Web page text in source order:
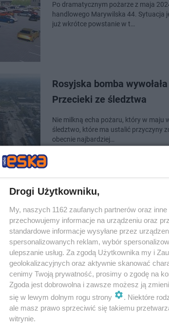
Po dramatycznym pożarze z maja
handlowego Marywilska 44. Sytuacja
już wkrótce powstanie w t…
Rosyjska bomba
Przecieki ze śledztwa
Nie milkną echa pożaru, który w maju
śledztwo, które ma ustalić przyczyny
obecnie najbardziej…
Marywilska 44 powróci
centrum handlowe?
Po wielkim pożarze Marywilska 44
handlowe. Spółka aktywnie pracuje
handlowe powróci w nowej odsłonie?
Drogi Użytkowniku,
My, naszych 1162 zaufanych partnerów oraz
przechowujemy informacje na urządzeniu oraz
standardowe informacje wysyłane przez
spersonalizowanych reklam, wybór
ulepszanie usług. Za zgodą Użytkownika my i
geolokalizacyjnych oraz aktywnie skanować
cenimy Twoją prywatność, prosimy o zgodę na
Zgoda jest dobrowolna i zawsze możesz ją
się w lewym dolnym rogu strony
. Niektóre
ale masz prawo sprzeciwić się takiemu
witrynie.